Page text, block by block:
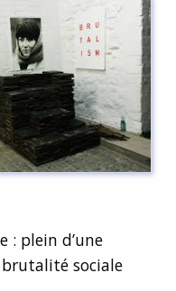
: plein d’une
sociale